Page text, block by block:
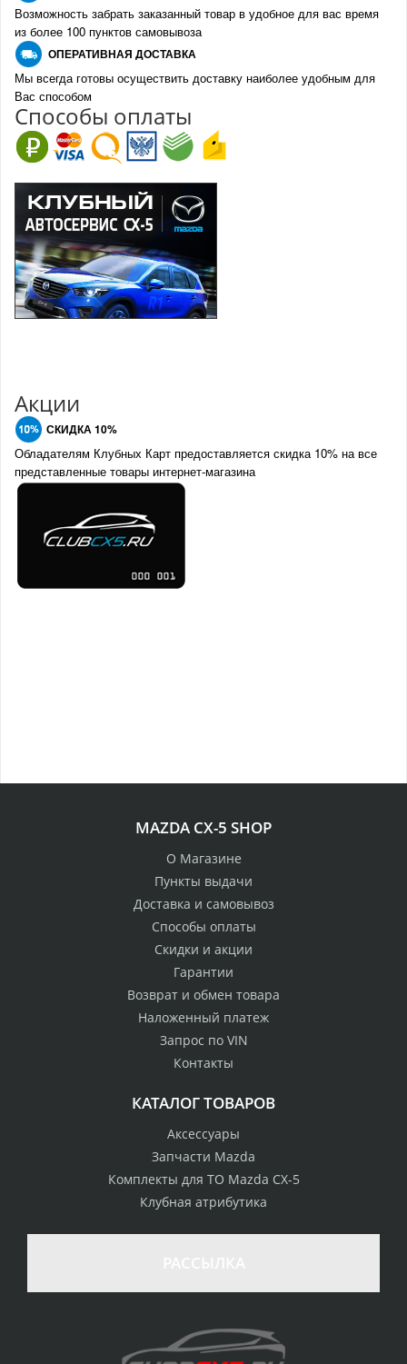
Возможность забрать заказанный товар в удобное для вас время
из более 100 пунктов самовывоза
ОПЕРАТИВНАЯ ДОСТАВКА
Мы всегда готовы осуществить доставку наиболее удобным для
Вас способом
Способы оплаты
Акции
СКИДКА 10%
Обладателям Клубных Карт предоставляется скидка 10% на все
представленные товары интернет-магазина
MAZDA CX-5 SHOP
О Магазине
Пункты выдачи
Доставка и самовывоз
Способы оплаты
Скидки и акции
Гарантии
Возврат и обмен товара
Наложенный платеж
Запрос по VIN
Контакты
КАТАЛОГ ТОВАРОВ
Аксессуары
Запчасти Mazda
Комплекты для ТО Mazda CX-5
Клубная атрибутика